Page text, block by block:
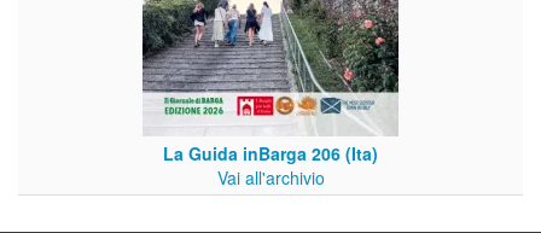
La Guida inBarga 206 (Ita)
Vai all'archivio